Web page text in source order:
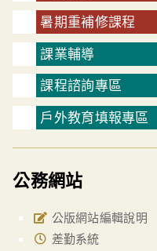
暑期重補修課程
課業輔導
課程諮詢專區
戶外教育填報專區
公務網站
公版網站編輯說明
差勤系統